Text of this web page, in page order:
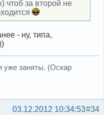
чтоб за второй не
- ну, типа,
уже заняты. (Оскар
#34
03.12.2012 10:34:53